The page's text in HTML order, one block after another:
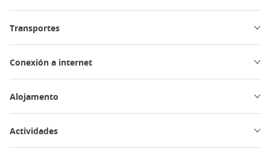
Transportes
Conexión a internet
Alojamento
Actividades